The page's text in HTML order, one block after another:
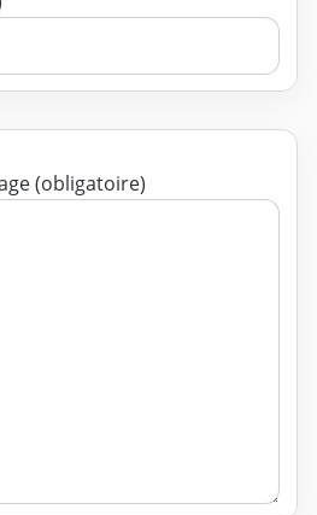
Texte de votre message (obligatoire)